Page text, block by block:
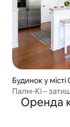
Будинок у
Палм-Кі –
Оренда